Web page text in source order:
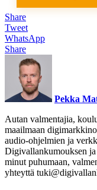
Share
Tweet
WhatsApp
Share
Pekka
Autan valmentajia,
maailmaan
audio-ohjelmien ja
Digivallankumouksen
minut puhumaan,
yhteyttä